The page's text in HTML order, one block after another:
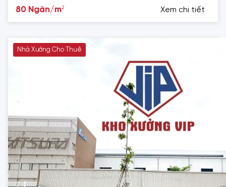
80 Ngàn/m2 Xem chi tiết
Nhà Xưởng Cho Thuê